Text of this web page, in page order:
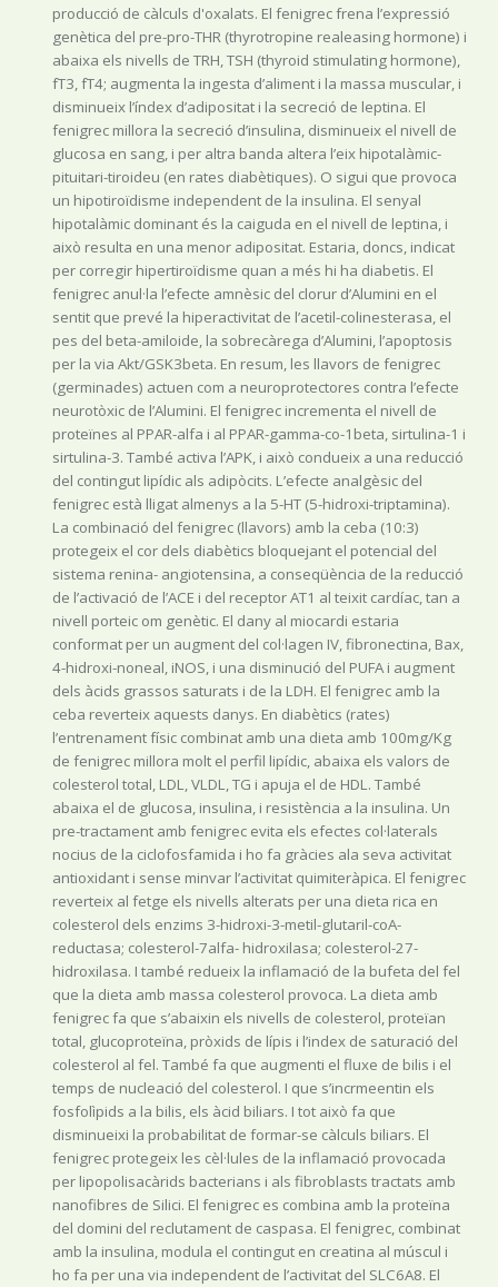
producció de càlculs d'oxalats. El fenigrec frena l’expressió
genètica del pre-pro-THR (thyrotropine realeasing hormone) i
abaixa els nivells de TRH, TSH (thyroid stimulating hormone),
fT3, fT4; augmenta la ingesta d’aliment i la massa muscular, i
disminueix l’índex d’adipositat i la secreció de leptina. El
fenigrec millora la secreció d’insulina, disminueix el nivell de
glucosa en sang, i per altra banda altera l’eix hipotalàmic-
pituitari-tiroideu (en rates diabètiques). O sigui que provoca
un hipotiroïdisme independent de la insulina. El senyal
hipotalàmic dominant és la caiguda en el nivell de leptina, i
això resulta en una menor adipositat. Estaria, doncs, indicat
per corregir hipertiroïdisme quan a més hi ha diabetis. El
fenigrec anul·la l’efecte amnèsic del clorur d’Alumini en el
sentit que prevé la hiperactivitat de l’acetil-colinesterasa, el
pes del beta-amiloide, la sobrecàrega d’Alumini, l’apoptosis
per la via Akt/GSK3beta. En resum, les llavors de fenigrec
(germinades) actuen com a neuroprotectores contra l’efecte
neurotòxic de l’Alumini. El fenigrec incrementa el nivell de
proteïnes al PPAR-alfa i al PPAR-gamma-co-1beta, sirtulina-1 i
sirtulina-3. També activa l’APK, i això condueix a una reducció
del contingut lipídic als adipòcits. L’efecte analgèsic del
fenigrec està lligat almenys a la 5-HT (5-hidroxi-triptamina).
La combinació del fenigrec (llavors) amb la ceba (10:3)
protegeix el cor dels diabètics bloquejant el potencial del
sistema renina- angiotensina, a conseqüència de la reducció
de l’activació de l’ACE i del receptor AT1 al teixit cardíac, tan a
nivell porteic om genètic. El dany al miocardi estaria
conformat per un augment del col·lagen IV, fibronectina, Bax,
4-hidroxi-noneal, iNOS, i una disminució del PUFA i augment
dels àcids grassos saturats i de la LDH. El fenigrec amb la
ceba reverteix aquests danys. En diabètics (rates)
l’entrenament físic combinat amb una dieta amb 100mg/Kg
de fenigrec millora molt el perfil lipídic, abaixa els valors de
colesterol total, LDL, VLDL, TG i apuja el de HDL. També
abaixa el de glucosa, insulina, i resistència a la insulina. Un
pre-tractament amb fenigrec evita els efectes col·laterals
nocius de la ciclofosfamida i ho fa gràcies ala seva activitat
antioxidant i sense minvar l’activitat quimiteràpica. El fenigrec
reverteix al fetge els nivells alterats per una dieta rica en
colesterol dels enzims 3-hidroxi-3-metil-glutaril-coA-
reductasa; colesterol-7alfa- hidroxilasa; colesterol-27-
hidroxilasa. I també redueix la inflamació de la bufeta del fel
que la dieta amb massa colesterol provoca. La dieta amb
fenigrec fa que s’abaixin els nivells de colesterol, proteïan
total, glucoproteïna, pròxids de lípis i l’index de saturació del
colesterol al fel. També fa que augmenti el fluxe de bilis i el
temps de nucleació del colesterol. I que s’incrmeentin els
fosfolìpids a la bilis, els àcid biliars. I tot això fa que
disminueixi la probabilitat de formar-se càlculs biliars. El
fenigrec protegeix les cèl·lules de la inflamació provocada
per lipopolisacàrids bacterians i als fibroblasts tractats amb
nanofibres de Silici. El fenigrec es combina amb la proteïna
del domini del reclutament de caspasa. El fenigrec, combinat
amb la insulina, modula el contingut en creatina al múscul i
ho fa per una via independent de l’activitat del SLC6A8. El